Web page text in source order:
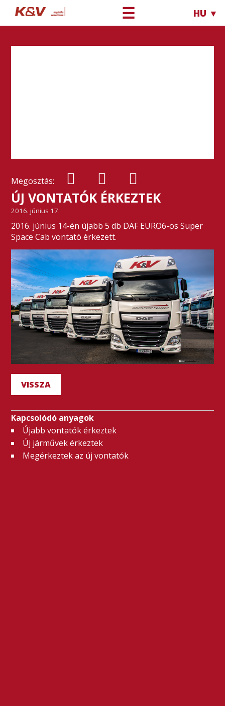
☰ HU ▼
Megosztás:
ÚJ VONTATÓK ÉRKEZTEK
2016. június 17.
2016. június 14-én újabb 5 db DAF EURO6-os Super
Space Cab vontató érkezett.
VISSZA
Kapcsolódó anyagok
Újabb vontatók érkeztek
Új járművek érkeztek
Megérkeztek az új vontatók